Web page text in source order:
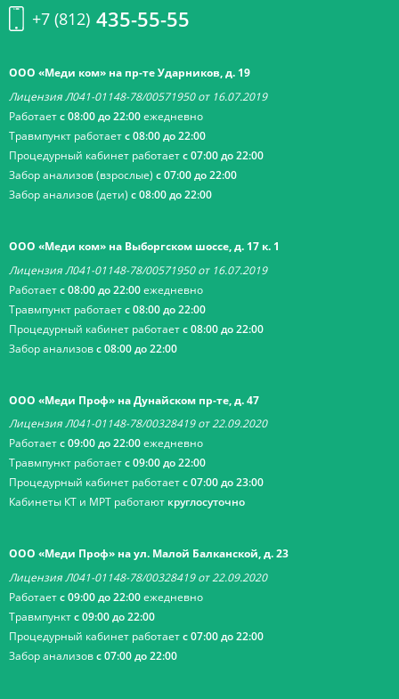
+7 (812) 435-55-55
ООО «Меди ком» на пр-те Ударников, д. 19
Лицензия Л041-01148-78/00571950 от 16.07.2019
Работаетс 08:00 до 22:00ежедневно
Травмпункт работаетс 08:00 до 22:00
Процедурный кабинет работаетс 07:00 до 22:00
Забор анализов (взрослые) с 07:00 до 22:00
Забор анализов (дети) с 08:00 до 22:00
ООО «Меди ком» на Выборгском шоссе, д. 17 к. 1
Лицензия Л041-01148-78/00571950 от 16.07.2019
Работаетс 08:00 до 22:00ежедневно
Травмпункт работаетс 08:00 до 22:00
Процедурный кабинет работаетс 08:00 до 22:00
Забор анализовс 08:00 до 22:00
ООО «Меди Проф» на Дунайском пр-те, д. 47
Лицензия Л041-01148-78/00328419 от 22.09.2020
Работаетс 09:00 до 22:00ежедневно
Травмпункт работаетс 09:00 до 22:00
Процедурный кабинет работаетс 07:00 до 23:00
Кабинеты КТ и МРТ работают круглосуточно
ООО «Меди Проф» на ул. Малой Балканской, д. 23
Лицензия Л041-01148-78/00328419 от 22.09.2020
Работаетс 09:00 до 22:00ежедневно
Травмпунктс 09:00 до 22:00
Процедурный кабинет работаетс 07:00 до 22:00
Забор анализовс 07:00 до 22:00